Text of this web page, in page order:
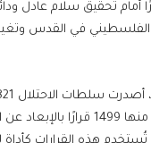
أمام تحقيق سلام عادل
في القدس